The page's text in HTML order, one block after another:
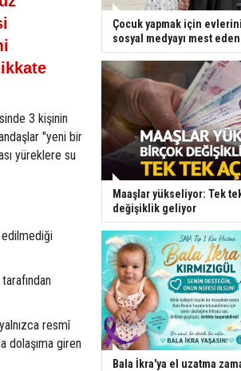
3 kişinin
"yeni bir
yüreklere su
edilmediği
resmî
dolaşıma giren
Çocuk yapmak için
sosyal medyayı mest
Maaşlar yükseliyor: Tek
değişiklik geliyor
Bala İkra'ya el uzatma